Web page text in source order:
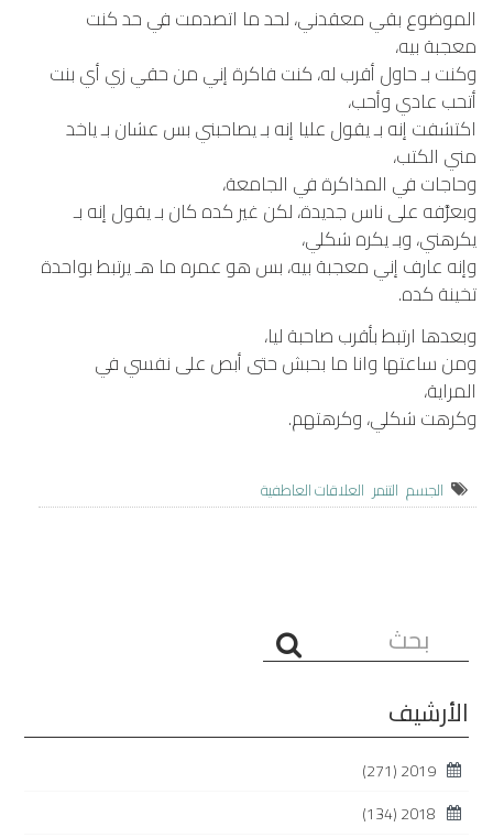
الموضوع بقي معقدني، لحد ما اتصدمت في حد كنت
معجبة بيه،
وكنت بـ حاول أقرب له، كنت فاكرة إني من حقي زي أي بنت
أتحب عادي وأحب،
اكتشفت إنه بـ يقول عليا إنه بـ يصاحبني بس عشان بـ ياخد
مني الكتب،
وحاجات في المذاكرة في الجامعة،
وبعرَّفه على ناس جديدة، لكن غير كده كان بـ يقول إنه بـ
يكرهني، وبـ يكره شكلي،
وإنه عارف إني معجبة بيه، بس هو عمره ما هـ يرتبط بواحدة
تخينة كده.
وبعدها ارتبط بأقرب صاحبة ليا،
ومن ساعتها وانا ما بحبش حتى أبص على نفسي في
المراية،
وكرهت شكلي، وكرهتهم.
الجسم التنمر العلاقات العاطفية
البحث...
الأرشيف
2019
(271)
2018
(134)